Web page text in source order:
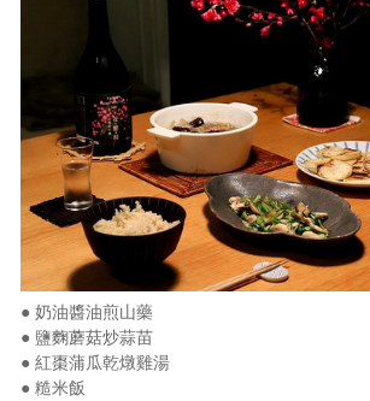
● 奶油醬油煎山藥
● 鹽麴蘑菇炒蒜苗
● 紅棗蒲瓜乾燉雞湯
● 糙米飯